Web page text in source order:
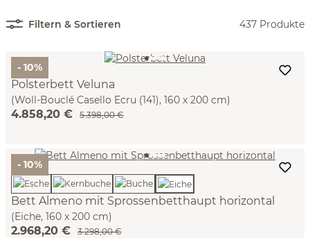
Filtern & Sortieren 437 Produkte
- 10%
Polsterbett Veluna
(Woll-Bouclé Casello Ecru (141), 160 x 200 cm)
4.858,20 € 5.398,00 €
- 10%
Bett Almeno mit Sprossenbetthaupt horizontal
(Eiche, 160 x 200 cm)
2.968,20 € 3.298,00 €